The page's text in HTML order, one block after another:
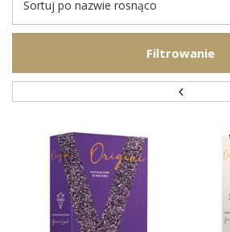
Sortuj po nazwie rosnąco
Filtrowanie